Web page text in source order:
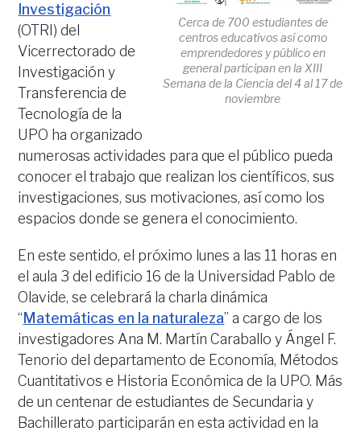
Cerca de 700 estudiantes de
centros educativos así como
emprendedores y público en
general participan en la XIII
Semana de la Ciencia del 4 al 17 de
noviembre
Investigación
(OTRI) del
Vicerrectorado de
Investigación y
Transferencia de
Tecnología de la
UPO ha organizado
numerosas actividades para que el público pueda
conocer el trabajo que realizan los científicos, sus
investigaciones, sus motivaciones, así como los
espacios donde se genera el conocimiento.
En este sentido, el próximo lunes a las 11 horas en
el aula 3 del edificio 16 de la Universidad Pablo de
Olavide, se celebrará la charla dinámica
“ Matemáticas en la naturaleza” a cargo de los
investigadores Ana M. Martín Caraballo y Ángel F.
Tenorio del departamento de Economía, Métodos
Cuantitativos e Historia Económica de la UPO. Más
de un centenar de estudiantes de Secundaria y
Bachillerato participarán en esta actividad en la